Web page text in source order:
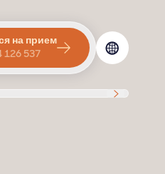
на прием
126 537